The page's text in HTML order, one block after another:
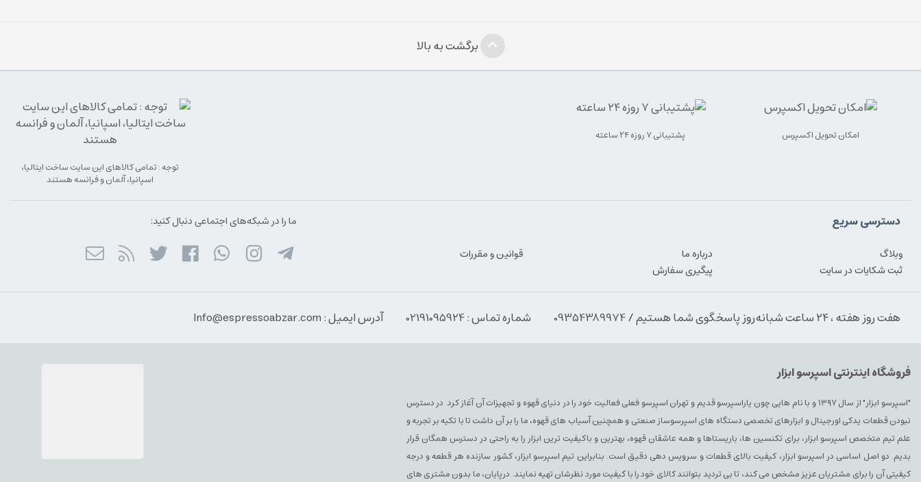
برگشت به بالا
امکان تحویل اکسپرس پشتیبانی ۷ روزه ۲۴ ساعته
توجه : تمامی کالاهای این سایت ساخت ایتالیا،
اسپانیا، آلمان و فرانسه هستند
دسترسی سریع
وبلاگ درباره ما
قوانین و مقررات
ثبت شکایات در سایت
پیگیری سفارش
ما را در شبکه‌های اجتماعی دنبال کنید:
هفت روز هفته ، ۲۴ ساعت شبانه‌روز پاسخگوی شما هستیم / 09354389974 شماره تماس : 02191095924 آدرس ایمیل : Info@espressoabzar.com
فروشگاه اینترنتی اسپرسو ابزار
"اسپرسو ابزار" از سال ۱۳۹۷ و با نام هایی چون یاراسپرسو قدیم و تهران اسپرسو فعلی فعالیت خود را در دنیای قهوه و تجهیزات آن آغاز کرد. در دسترس
نبودن قطعات یدکی اورجینال و ابزارهای تخصصی دستگاه های اسپرسوساز صنعتی و همچنین آسیاب های قهوه، ما را بر آن داشت تا با تکیه بر تجربه و
علم تیم متخصص اسپرسو ابزار، برای تکنسین ها، باریستاها و همه عاشقان قهوه، بهترین و باکیفیت ترین ابزار را به راحتی در دسترس همگان قرار
بدیم. دو اصل اساسی در اسپرسو ابزار، کیفیت بالای قطعات و سرویس دهی دقیق است. بنابراین تیم اسپرسو ابزار، کشور سازنده هر قطعه و درجه
کیفیتی آن را برای مشتریان عزیز مشخص می کند، تا بی تردید بتوانند کالای خود را با کیفیت مورد نظرشان تهیه نمایند. درپایان، ما بدون مشتری های